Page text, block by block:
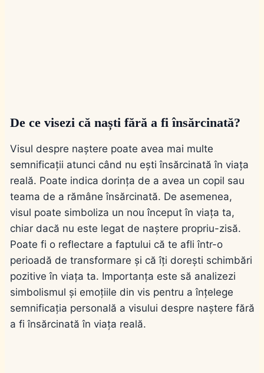
De ce visezi că naști fără a fi însărcinată?
Visul despre naștere poate avea mai multe
semnificații atunci când nu ești însărcinată în viața
reală. Poate indica dorința de a avea un copil sau
teama de a rămâne însărcinată. De asemenea,
visul poate simboliza un nou început în viața ta,
chiar dacă nu este legat de naștere propriu-zisă.
Poate fi o reflectare a faptului că te afli într-o
perioadă de transformare și că îți dorești schimbări
pozitive în viața ta. Importanța este să analizezi
simbolismul și emoțiile din vis pentru a înțelege
semnificația personală a visului despre naștere fără
a fi însărcinată în viața reală.